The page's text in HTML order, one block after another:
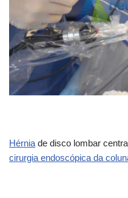
Hérnia de disco lombar
cirurgia endoscópica da